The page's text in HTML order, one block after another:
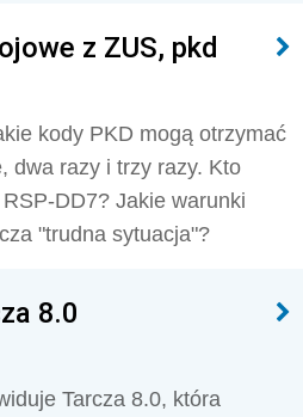
z ZUS, pkd
kody PKD mogą otrzymać
dwa razy i trzy razy. Kto
DD7? Jakie warunki
"trudna sytuacja"?
8.0
Tarcza 8.0, która